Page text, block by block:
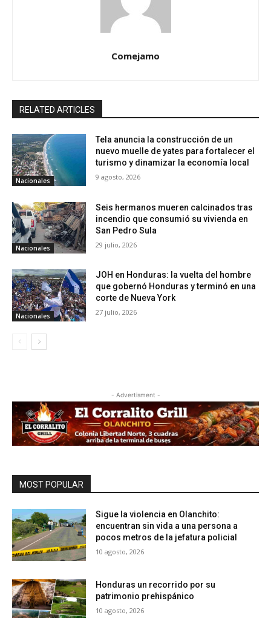
Comejamo
RELATED ARTICLES
Nacionales
Tela anuncia la construcción de un
nuevo muelle de yates para fortalecer el
turismo y dinamizar la economía local
9 agosto, 2026
Nacionales
Seis hermanos mueren calcinados tras
incendio que consumió su vivienda en
San Pedro Sula
29 julio, 2026
Nacionales
JOH en Honduras: la vuelta del hombre
que gobernó Honduras y terminó en una
corte de Nueva York
27 julio, 2026
- Advertisment -
MOST POPULAR
Sigue la violencia en Olanchito:
encuentran sin vida a una persona a
pocos metros de la jefatura policial
10 agosto, 2026
Honduras un recorrido por su
patrimonio prehispánico
10 agosto, 2026